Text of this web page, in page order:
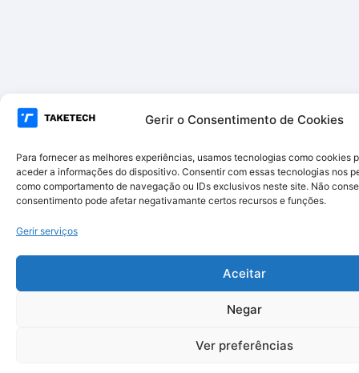
Gerir o Consentimento de Cookies
Para fornecer as melhores experiências, usamos tecnologias como cookies
aceder a informações do dispositivo. Consentir com essas tecnologias nos
como comportamento de navegação ou IDs exclusivos neste site. Não
consentimento pode afetar negativamante certos recursos e funções.
Gerir serviços
Aceitar
Negar
Ver preferências